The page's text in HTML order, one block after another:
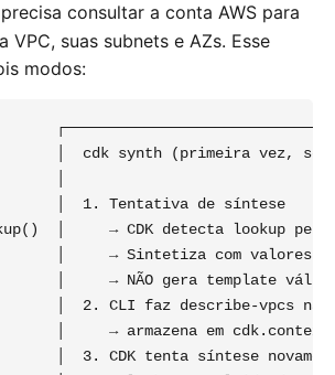
consultar a conta AWS para
VPC, suas subnets e AZs. Esse
modos:
│  cdk synth (primeira vez,
│  1. Tentativa de síntese
│     → CDK detecta lookup
│     → Sintetiza com valores
│     → NÃO gera template
│  2. CLI faz describe-vpcs na
│     → armazena em
│  3. CDK tenta síntese